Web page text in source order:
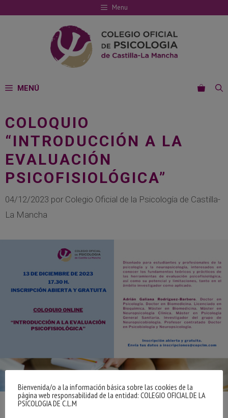
al
Menu
MENÚ
COLOQUIO
“INTRODUCCIÓN A LA
EVALUACIÓN
PSICOFISIOLÓGICA”
04/12/2023 por Colegio Oficial de la Psicología de Castilla-
La Mancha
Bienvenida/o a la información básica sobre las cookies de la
página web responsabilidad de la entidad: COLEGIO OFICIAL DE LA
PSICOLOGIA DE C.L.M